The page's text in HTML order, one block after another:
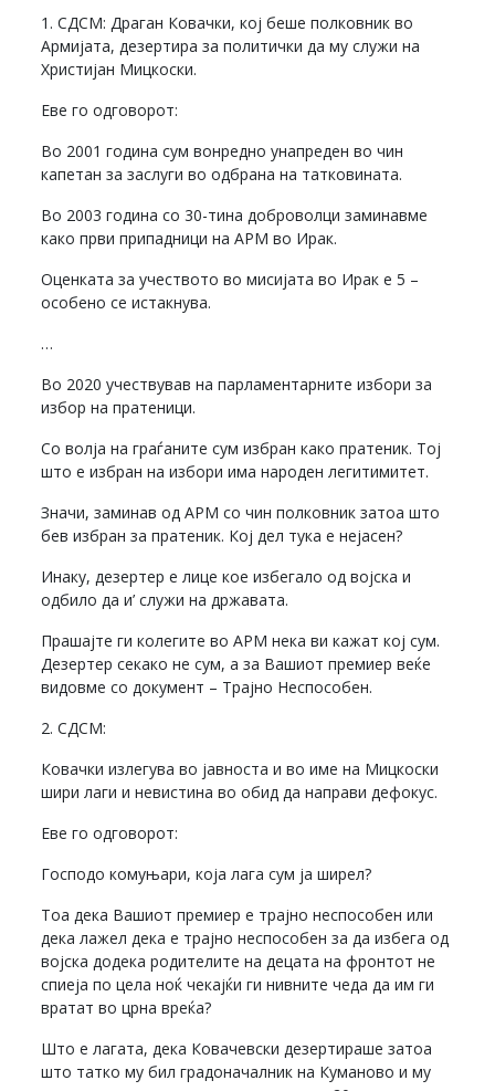
1. СДСМ: Драган Ковачки, кој беше полковник во
Армијата, дезертира за политички да му служи на
Христијан Мицкоски.
Еве го одговорот:
Во 2001 година сум вонредно унапреден во чин
капетан за заслуги во одбрана на татковината.
Во 2003 година со 30-тина доброволци заминавме
како први припадници на АРМ во Ирак.
Оценката за учеството во мисијата во Ирак е 5 –
особено се истакнува.
…
Во 2020 учествував на парламентарните избори за
избор на пратеници.
Со волја на граѓаните сум избран како пратеник. Тој
што е избран на избори има народен легитимитет.
Значи, заминав од АРМ со чин полковник затоа што
бев избран за пратеник. Кој дел тука е нејасен?
Инаку, дезертер е лице кое избегало од војска и
одбило да и’ служи на државата.
Прашајте ги колегите во АРМ нека ви кажат кој сум.
Дезертер секако не сум, а за Вашиот премиер веќе
видовме со документ – Трајно Неспособен.
2. СДСМ:
Ковачки излегува во јавноста и во име на Мицкоски
шири лаги и невистина во обид да направи дефокус.
Еве го одговорот:
Господо комуњари, која лага сум ја ширел?
Тоа дека Вашиот премиер е трајно неспособен или
дека лажел дека е трајно неспособен за да избега од
војска додека родителите на децата на фронтот не
спиеја по цела ноќ чекајќи ги нивните чеда да им ги
вратат во црна вреќа?
Што е лагата, дека Ковачевски дезертираше затоа
што татко му бил градоначалник на Куманово и му